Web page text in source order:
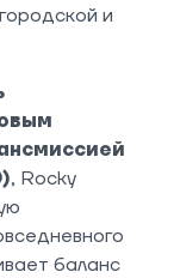
и
, Rocky
баланс